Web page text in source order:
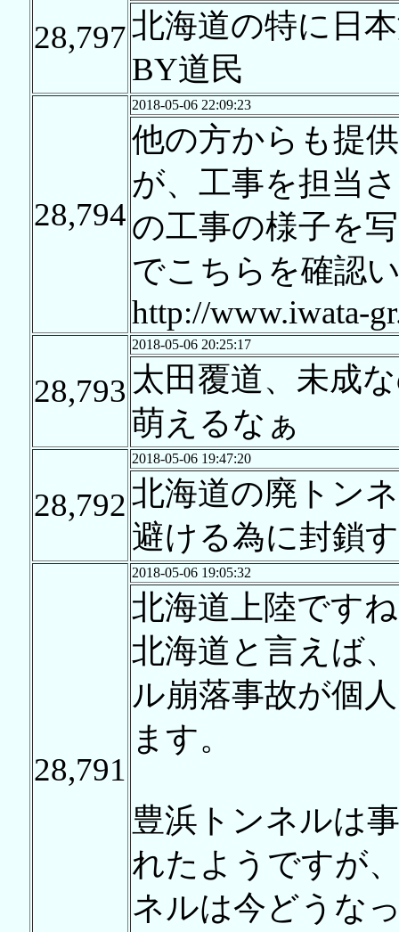
28,797北海道の特に日
BY道民
28,794
2018-05-06 22:09:23
他の方からも提
が、工事を担当
の工事の様子を
でこちらを確認
http://www.iwata-
28,793
2018-05-06 20:25:17
太田覆道、未成
萌えるなぁ
28,792
2018-05-06 19:47:20
北海道の廃トン
避ける為に封鎖
28,791
2018-05-06 19:05:32
北海道上陸です
北海道と言えば
ル崩落事故が個
ます。
豊浜トンネルは
れたようですが
ネルは今どうな